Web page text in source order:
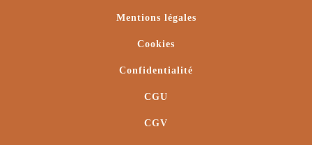
Mentions légales
Cookies
Confidentialité
CGU
CGV